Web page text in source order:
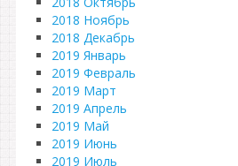
2018 Ноябрь
2018 Декабрь
2019 Январь
2019 Февраль
2019 Март
2019 Апрель
2019 Май
2019 Июнь
2019 Июль